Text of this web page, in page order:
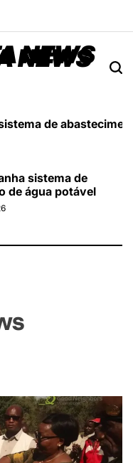
NEWS
de
sistema de
de água potável